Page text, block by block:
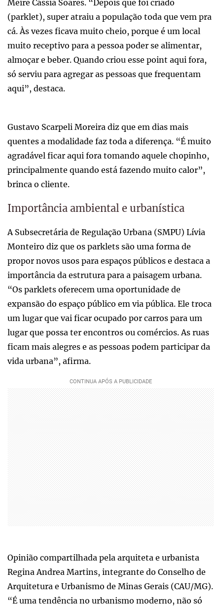
Meire Cássia Soares. “Depois que foi criado
(parklet), super atraiu a população toda que vem pra
cá. Às vezes ficava muito cheio, porque é um local
muito receptivo para a pessoa poder se alimentar,
almoçar e beber. Quando criou esse point aqui fora,
só serviu para agregar as pessoas que frequentam
aqui”, destaca.
Gustavo Scarpeli Moreira diz que em dias mais
quentes a modalidade faz toda a diferença. “É muito
agradável ficar aqui fora tomando aquele chopinho,
principalmente quando está fazendo muito calor”,
brinca o cliente.
Importância ambiental e urbanística
A Subsecretária de Regulação Urbana (SMPU) Lívia
Monteiro diz que os parklets são uma forma de
propor novos usos para espaços públicos e destaca a
importância da estrutura para a paisagem urbana.
“Os parklets oferecem uma oportunidade de
expansão do espaço público em via pública. Ele troca
um lugar que vai ficar ocupado por carros para um
lugar que possa ter encontros ou comércios. As ruas
ficam mais alegres e as pessoas podem participar da
vida urbana”, afirma.
Opinião compartilhada pela arquiteta e urbanista
Regina Andrea Martins, integrante do Conselho de
Arquitetura e Urbanismo de Minas Gerais (CAU/MG).
“É uma tendência no urbanismo moderno, não só